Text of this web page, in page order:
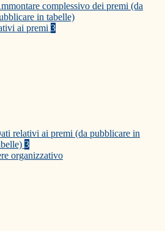
complessivo dei premi (da
in tabelle)
ai premi 3
relativi ai premi (da pubblicare in
3
organizzativo